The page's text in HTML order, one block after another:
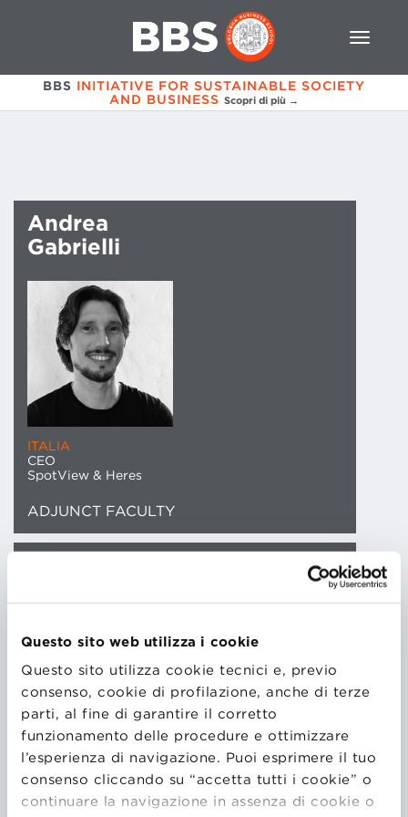
Questo sito web utilizza i cookie
Questo sito utilizza cookie tecnici e, previo
consenso, cookie di profilazione, anche di terze
parti, al fine di garantire il corretto
funzionamento delle procedure e ottimizzare
l’esperienza di navigazione. Puoi esprimere il tuo
consenso cliccando su “accetta tutti i cookie” o
continuare la navigazione in assenza di cookie o
BBS INITIATIVE FOR SUSTAINABLE SOCIETY
AND BUSINESS Scopri di più →
Andrea
Gabrielli
ITALIA
CEO
SpotView & Heres
ADJUNCT FACULTY
Digital Agency specializza in User Experience, Digital
Marketing ed eCommerce, e dopo il Master in
Gestione d’Impresa della BBS inizia la sua carriera
nel reparto marketing di uno dei maggiori retailer
italiani. Lì ha l’opportunità di lavorare per diverse
aree di business e seguire importanti progetti di
trasformazione digitale. Dopo 5 anni in azienda la
sua passione per l’innovazione digitale lo porta a